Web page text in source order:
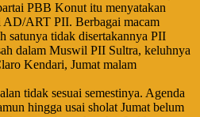
PBB Konut itu menyatakan
ART PII. Berbagai macam
satunya tidak disertakannya PII
dalam Muswil PII Sultra, keluhnya
Kendari, Jumat malam
tidak sesuai semestinya. Agenda
hingga usai sholat Jumat belum